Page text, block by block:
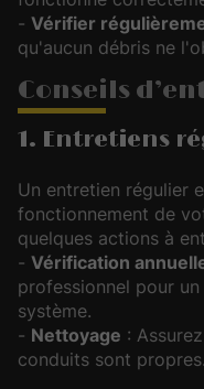
- Vérifier
qu'aucun débris ne
Conseils
1. Entretiens
Un entretien régulier
fonctionnement de
quelques actions à
- Vérification
professionnel pour
système.
- Nettoyage :
conduits sont propres.